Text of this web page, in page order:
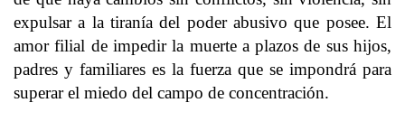
expulsar a la tiranía del poder abusivo que posee. El
amor filial de impedir la muerte a plazos de sus hijos,
padres y familiares es la fuerza que se impondrá para
superar el miedo del campo de concentración.